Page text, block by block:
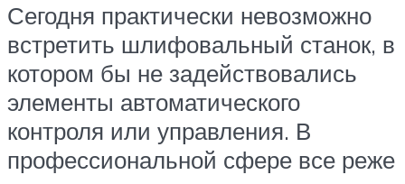
Сегодня практически невозможно
встретить шлифовальный станок, в
котором бы не задействовались
элементы автоматического
контроля или управления. В
профессиональной сфере все реже